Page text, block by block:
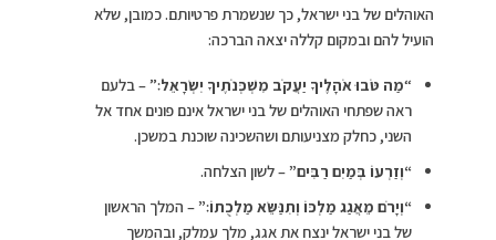
האוהלים של בני ישראל, כך שנשמרת פרטיותם. כמובן, שלא
הועיל להם ובמקום קללה יצאה הברכה:
“מַה טֹּבוּ אֹהָלֶיךָ יַעֲקֹב מִשְׁכְּנֹתֶיךָ יִשְׂרָאֵל׃” – בלעם
ראה שפתחי האוהלים של בני ישראל אינם פונים אחד אל
השני, כחלק מצניעותם ושהשכינה שוכנת במשכן.
“וְזַרְעוֹ בְּמַיִם רַבִּים”– לשון הצלחה.
“וְיָרֹם מֵאֲגַג מַלְכּוֹ וְתִנַּשֵּׂא מַלְכֻתוֹ׃”– המלך הראשון
של בני ישראל ינצח את אגג, מלך עמלק, ובהמשך